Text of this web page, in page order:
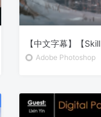
Adobe Photoshop